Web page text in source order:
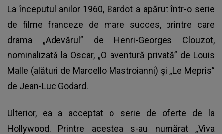
La începutul anilor 1960, Bardot a apărut într-o serie
de filme franceze de mare succes, printre care
drama „Adevărul” de Henri-Georges Clouzot,
nominalizată la Oscar, „O aventură privată” de Louis
Malle (alături de Marcello Mastroianni) și „Le Mepris”
de Jean-Luc Godard.
Ulterior, ea a acceptat o serie de oferte de la
Hollywood. Printre acestea s-au numărat „Viva